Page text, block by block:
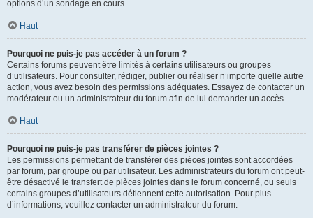
options d’un sondage en cours.
Haut
Pourquoi ne puis-je pas accéder à un forum ?
Certains forums peuvent être limités à certains utilisateurs ou groupes
d’utilisateurs. Pour consulter, rédiger, publier ou réaliser n’importe quelle autre
action, vous avez besoin des permissions adéquates. Essayez de contacter un
modérateur ou un administrateur du forum afin de lui demander un accès.
Haut
Pourquoi ne puis-je pas transférer de pièces jointes ?
Les permissions permettant de transférer des pièces jointes sont accordées
par forum, par groupe ou par utilisateur. Les administrateurs du forum ont peut-
être désactivé le transfert de pièces jointes dans le forum concerné, ou seuls
certains groupes d’utilisateurs détiennent cette autorisation. Pour plus
d’informations, veuillez contacter un administrateur du forum.